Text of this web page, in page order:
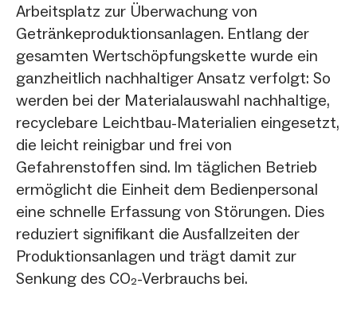
Arbeitsplatz zur Überwachung von
Getränkeproduktionsanlagen. Entlang der
gesamten Wertschöpfungskette wurde ein
ganzheitlich nachhaltiger Ansatz verfolgt: So
werden bei der Materialauswahl nachhaltige,
recyclebare Leichtbau-Materialien eingesetzt,
die leicht reinigbar und frei von
Gefahrenstoffen sind. Im täglichen Betrieb
ermöglicht die Einheit dem Bedienpersonal
eine schnelle Erfassung von Störungen. Dies
reduziert signifikant die Ausfallzeiten der
Produktionsanlagen und trägt damit zur
Senkung des CO₂-Verbrauchs bei.